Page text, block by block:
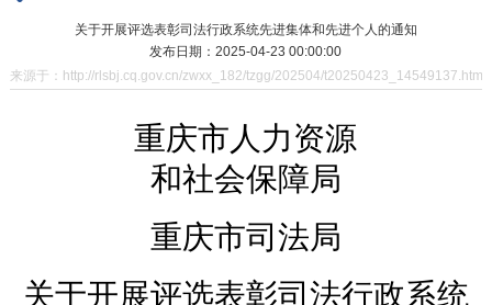
关于开展评选表彰司法行政系统先进集体和先进个人的通知
发布日期：2025-04-23 00:00:00
来源于：http://rlsbj.cq.gov.cn/zwxx_182/tzgg/202504/t20250423_14549137.html
重庆市人力资源
和社会保障局
重庆市司法局
关于开展评选表彰司法行政系统